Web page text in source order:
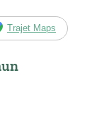
Trajet Maps